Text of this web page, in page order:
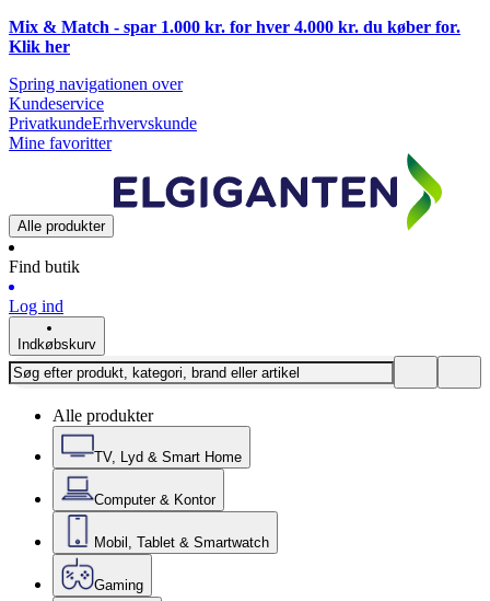
Mix & Match - spar 1.000 kr. for hver 4.000 kr. du køber for.
Klik her
Spring navigationen over
Kundeservice
PrivatkundeErhvervskunde
Mine favoritter
Alle produkter
Find butik
Log ind
Indkøbskurv
Alle produkter
TV, Lyd & Smart Home
Computer & Kontor
Mobil, Tablet & Smartwatch
Gaming